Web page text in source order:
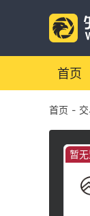
首页
首页 -
暂